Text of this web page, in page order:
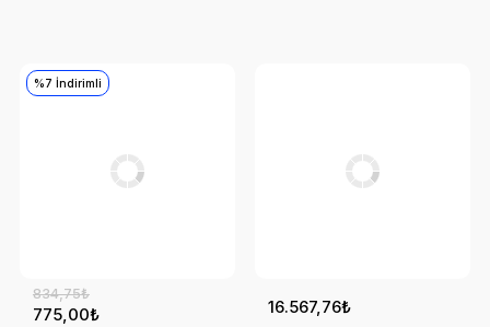
%7 İndirimli
775,00₺
834,75₺
16.567,76₺